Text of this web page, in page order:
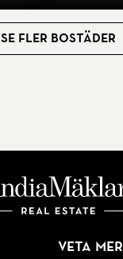
Se fler bostäder
Veta mer